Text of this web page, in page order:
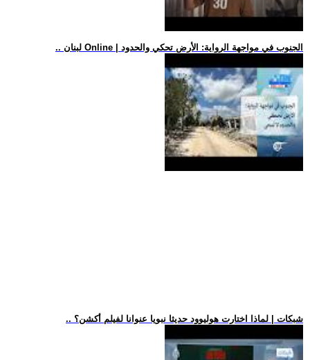
.. لبنان Online | الجنوب في مواجهة الرواية: الأرض تحكي والحدود
.. شبكات | لماذا اختارت هوليوود حديثا نبويا عنوانا لفيلم أكشن؟